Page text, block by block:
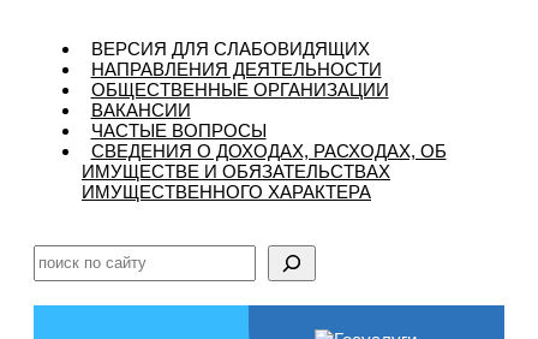
ВЕРСИЯ ДЛЯ СЛАБОВИДЯЩИХ
НАПРАВЛЕНИЯ ДЕЯТЕЛЬНОСТИ
ОБЩЕСТВЕННЫЕ ОРГАНИЗАЦИИ
ВАКАНСИИ
ЧАСТЫЕ ВОПРОСЫ
CВЕДЕНИЯ О ДОХОДАХ, РАСХОДАХ, ОБ
ИМУЩЕСТВЕ И ОБЯЗАТЕЛЬСТВАХ
ИМУЩЕСТВЕННОГО ХАРАКТЕРА